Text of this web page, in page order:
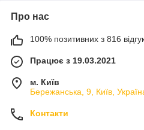
Про нас
100% позитивних з 816
Працює з 19.03.2021
м. Київ
Бережанська, 9, Київ,
Контакти